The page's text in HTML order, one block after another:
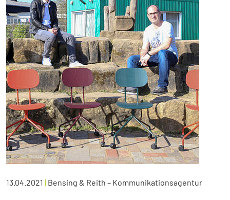
13.04.2021 | Bensing & Reith – Kommunikationsagentur